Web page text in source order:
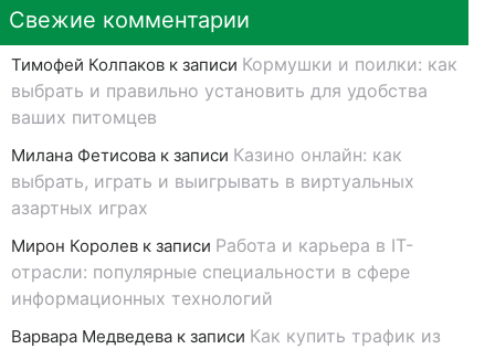
Свежие комментарии
Тимофей Колпаков к записи Кормушки и поилки: как
выбрать и правильно установить для удобства
ваших питомцев
Милана Фетисова к записи Казино онлайн: как
выбрать, играть и выигрывать в виртуальных
азартных играх
Мирон Королев к записи Работа и карьера в IT-
отрасли: популярные специальности в сфере
информационных технологий
Варвара Медведева к записи Как купить трафик из